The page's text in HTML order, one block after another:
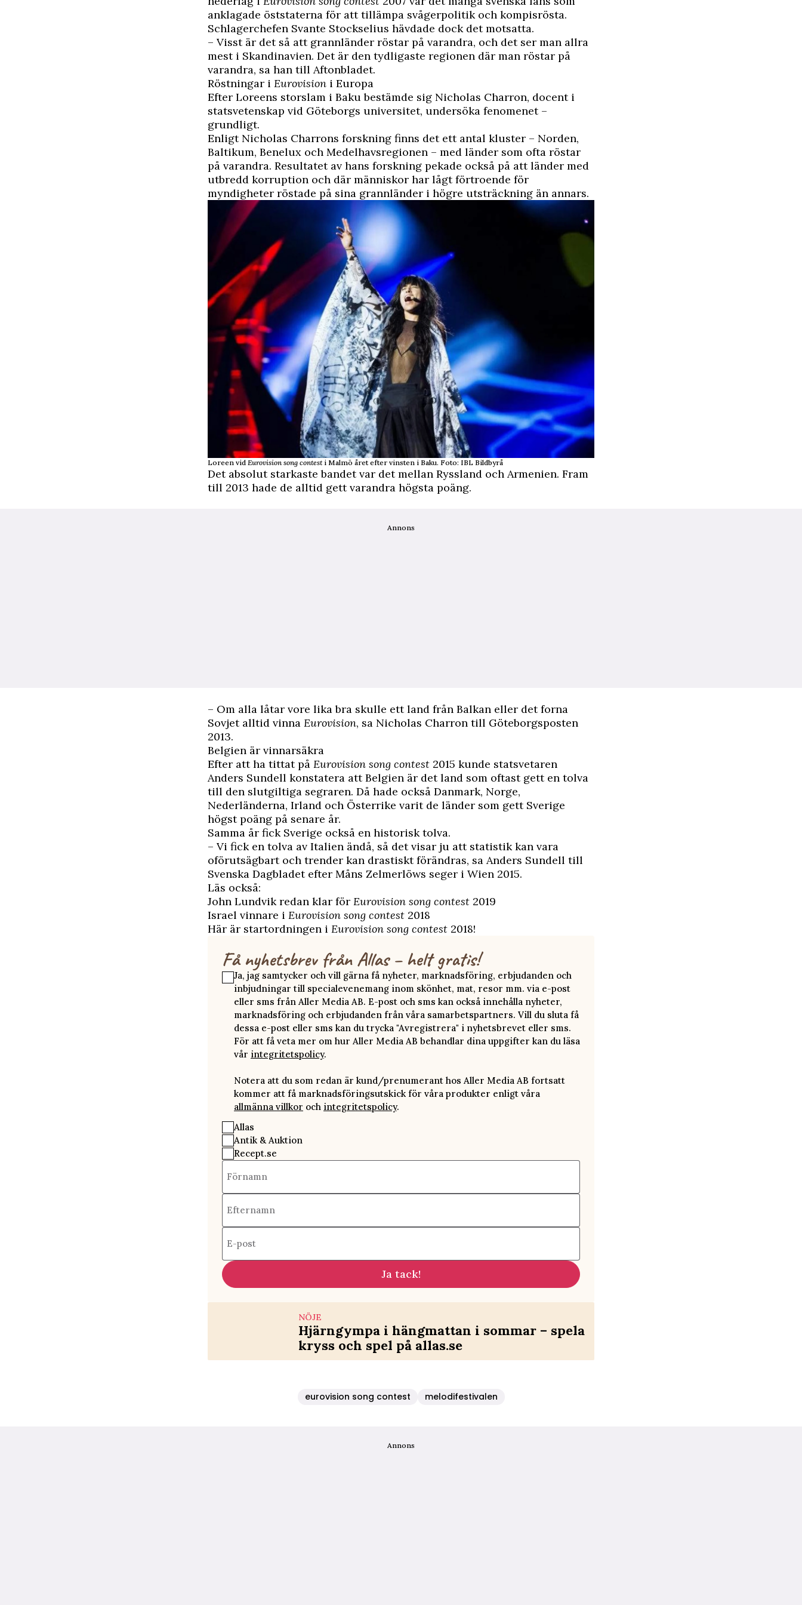
anklagade öststaterna för att tillämpa svågerpolitik och kompisrösta.
Schlagerchefen Svante Stockselius hävdade dock det motsatta.
– Visst är det så att grannländer röstar på varandra, och det ser man allra
mest i Skandinavien. Det är den tydligaste regionen där man röstar på
varandra, sa han till Aftonbladet.
Röstningar i Eurovision i Europa
Efter Loreens storslam i Baku bestämde sig Nicholas Charron, docent i
statsvetenskap vid Göteborgs universitet, undersöka fenomenet –
grundligt.
Enligt Nicholas Charrons forskning finns det ett antal kluster – Norden,
Baltikum, Benelux och Medelhavsregionen – med länder som ofta röstar
på varandra. Resultatet av hans forskning pekade också på att länder med
utbredd korruption och där människor har lågt förtroende för
myndigheter röstade på sina grannländer i högre utsträckning än annars.
Loreen vid Eurovision song contesti Malmö året efter vinsten i Baku. Foto: IBL Bildbyrå
Det absolut starkaste bandet var det mellan Ryssland och Armenien. Fram
till 2013 hade de alltid gett varandra högsta poäng.
Annons
– Om alla låtar vore lika bra skulle ett land från Balkan eller det forna
Sovjet alltid vinna Eurovision, sa Nicholas Charron till Göteborgsposten
2013.
Belgien är vinnarsäkra
Efter att ha tittat på Eurovision song contest 2015 kunde statsvetaren
Anders Sundell konstatera att Belgien är det land som oftast gett en tolva
till den slutgiltiga segraren. Då hade också Danmark, Norge,
Nederländerna, Irland och Österrike varit de länder som gett Sverige
högst poäng på senare år.
Samma år fick Sverige också en historisk tolva.
– Vi fick en tolva av Italien ändå, så det visar ju att statistik kan vara
oförutsägbart och trender kan drastiskt förändras, sa Anders Sundell till
Svenska Dagbladetefter Måns Zelmerlöws seger i Wien 2015.
Läs också:
John Lundvik redan klar för Eurovision song contest 2019
Israel vinnare i Eurovision song contest 2018
Här är startordningen i Eurovision song contest 2018!
Få nyhetsbrev från Allas – helt gratis!
Ja, jag samtycker och vill gärna få nyheter, marknadsföring, erbjudanden och
inbjudningar till specialevenemang inom skönhet, mat, resor mm. via e-post
eller sms från Aller Media AB. E-post och sms kan också innehålla nyheter,
marknadsföring och erbjudanden från våra samarbetspartners. Vill du sluta få
dessa e-post eller sms kan du trycka "Avregistrera" i nyhetsbrevet eller sms.
För att få veta mer om hur Aller Media AB behandlar dina uppgifter kan du läsa
vår integritetspolicy.
Notera att du som redan är kund/prenumerant hos Aller Media AB fortsatt
kommer att få marknadsföringsutskick för våra produkter enligt våra
allmänna villkor och integritetspolicy.
Allas
Antik & Auktion
Recept.se
Förnamn
Efternamn
E-post
Ja tack!
NÖJE
Hjärngympa i hängmattan i sommar – spela
kryss och spel på allas.se
eurovision song contest melodifestivalen
Annons